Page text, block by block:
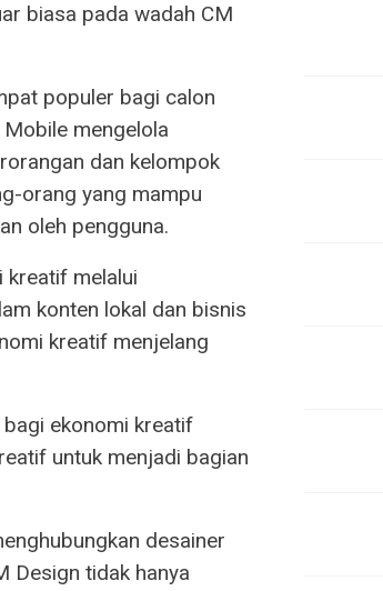
biasa pada wadah CM
populer bagi calon
mengelola
dan kelompok
orang yang mampu
oleh pengguna.
kreatif melalui
konten lokal dan bisnis
kreatif menjelang
ekonomi kreatif
untuk menjadi bagian
desainer
Design tidak hanya